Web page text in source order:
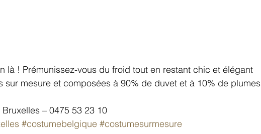
là ! Prémunissez-vous du froid tout en restant chic et élégant
sur mesure et composées à 90% de duvet et à 10% de plumes
– 0475 53 23 10
#costumebelgique #costumesurmesure